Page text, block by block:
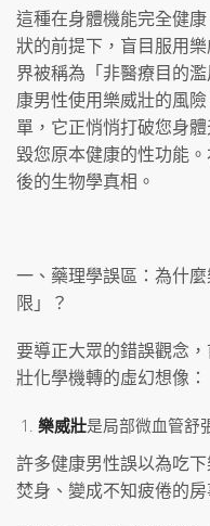
這種在身體機能完全健
狀的前提下，盲目服用
界被稱為「非醫療目的
康男性使用樂威壯的風
單，它正悄悄打破您身
毀您原本健康的性功能
後的生物學真相。
一、藥理學誤區：為什
限」？
要導正大眾的錯誤觀念
壯化學機轉的虛幻想像：
樂威壯是局部微血管舒
許多健康男性誤以為吃
焚身、變成不知疲倦的房